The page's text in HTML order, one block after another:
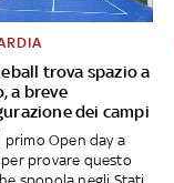
trova spazio a
a breve
dei campi
primo Open day a
provare questo